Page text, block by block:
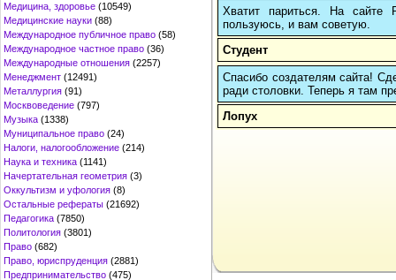
Медицина, здоровье (10549)
Медицинские науки (88)
Международное публичное право (58)
Международное частное право (36)
Международные отношения (2257)
Менеджмент (12491)
Металлургия (91)
Москвоведение (797)
Музыка (1338)
Муниципальное право (24)
Налоги, налогообложение (214)
Наука и техника (1141)
Начертательная геометрия (3)
Оккультизм и уфология (8)
Остальные рефераты (21692)
Педагогика (7850)
Политология (3801)
Право (682)
Право, юриспруденция (2881)
Предпринимательство (475)
Хватит париться. На
пользуюсь, и вам советую.
Студент
Спасибо создателям сайта!
ради столовки. Теперь я там
Лопух